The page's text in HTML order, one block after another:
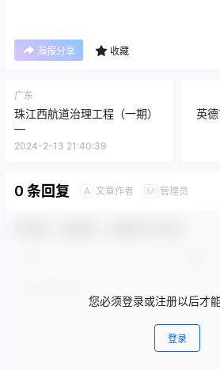
海报分享 收藏
广东
珠江西航道治理工程（一期）
—
2024-2-13 21:40:39
英
0 条回复 A 文章作者 M 管理员
您必须登录或注册以后才
登录